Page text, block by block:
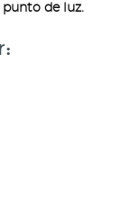
de luz.